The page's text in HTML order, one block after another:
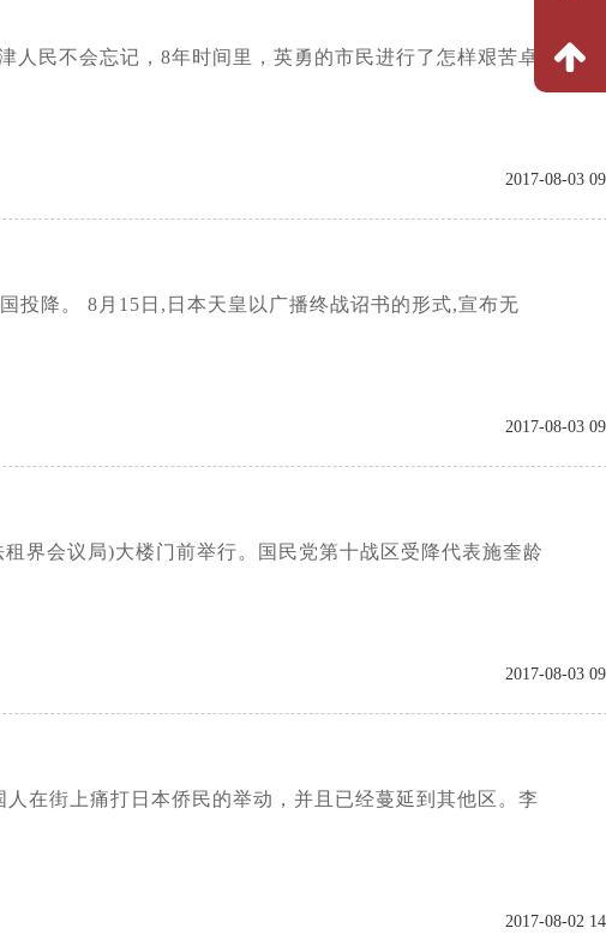
人民不会忘记，8年时间里，英勇的市民进行了怎样艰苦卓
2017-08-03
投降。 8月15日,日本天皇以广播终战诏书的形式,宣布无
2017-08-03
界会议局)大楼门前举行。国民党第十战区受降代表施奎龄
2017-08-03
在街上痛打日本侨民的举动，并且已经蔓延到其他区。李
2017-08-02